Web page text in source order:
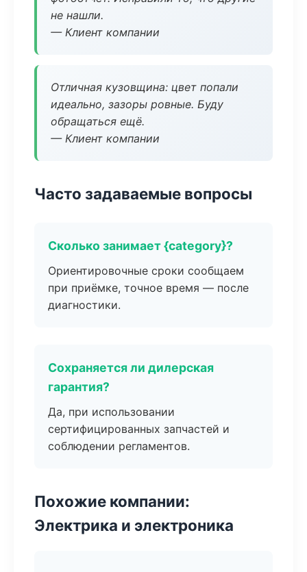
не нашли.
— Клиент компании
Отличная кузовщина: цвет попали
идеально, зазоры ровные. Буду
обращаться ещё.
— Клиент компании
Часто задаваемые вопросы
Сколько занимает {category}?
Ориентировочные сроки сообщаем
при приёмке, точное время — после
диагностики.
Сохраняется ли дилерская
гарантия?
Да, при использовании
сертифицированных запчастей и
соблюдении регламентов.
Похожие компании:
Электрика и электроника